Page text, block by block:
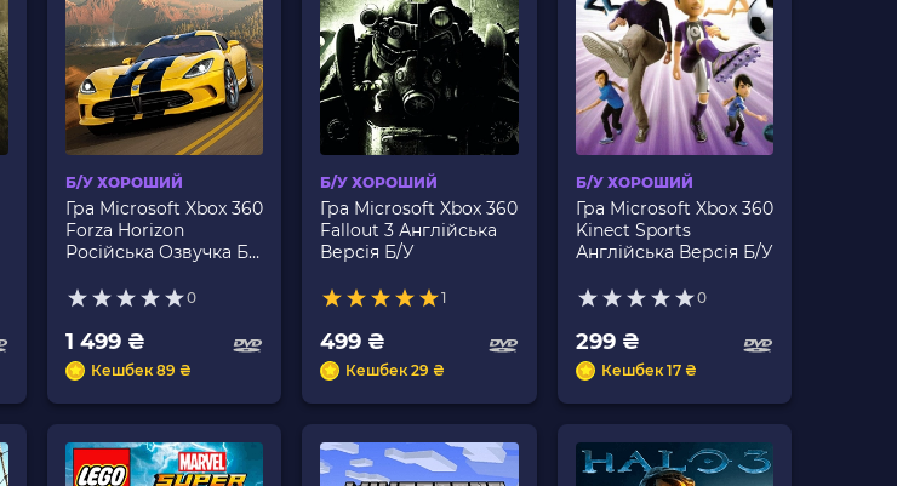
Б/У ХОРОШИЙ
Гра Microsoft Xbox 360
Forza Horizon
Російська Озвучка Б/
0
1 499 ₴
Кешбек 89 ₴
Б/У ХОРОШИЙ
Гра Microsoft Xbox 360
Fallout 3 Англійська
Версія Б/У
1
499 ₴
Кешбек 29 ₴
Б/У ХОРОШИЙ
Гра Microsoft Xbox 360
Kinect Sports
Англійська Версія Б/У
0
299 ₴
Кешбек 17 ₴